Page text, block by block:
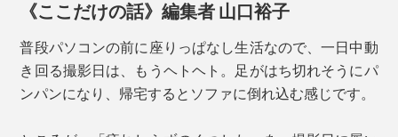
《ここだけの話》編集者 山口裕子
普段パソコンの前に座りっぱなし生活なので、一日中動
き回る撮影日は、もうヘトヘト。足がはち切れそうにパ
ンパンになり、帰宅するとソファに倒れ込む感じです。